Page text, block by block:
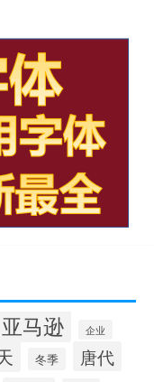
亚马逊 企业
冬季 唐代